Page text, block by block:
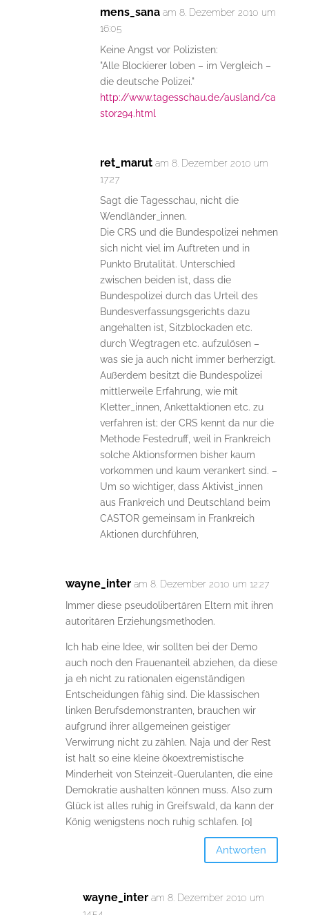
mens_sana am 8. Dezember 2010 um
16:05
Keine Angst vor Polizisten:
"Alle Blockierer loben – im Vergleich –
die deutsche Polizei."
http://www.tagesschau.de/ausland/ca
stor294.html
ret_marut am 8. Dezember 2010 um
17:27
Sagt die Tagesschau, nicht die
Wendländer_innen.
Die CRS und die Bundespolizei nehmen
sich nicht viel im Auftreten und in
Punkto Brutalität. Unterschied
zwischen beiden ist, dass die
Bundespolizei durch das Urteil des
Bundesverfassungsgerichts dazu
angehalten ist, Sitzblockaden etc.
durch Wegtragen etc. aufzulösen –
was sie ja auch nicht immer berherzigt.
Außerdem besitzt die Bundespolizei
mittlerweile Erfahrung, wie mit
Kletter_innen, Ankettaktionen etc. zu
verfahren ist; der CRS kennt da nur die
Methode Festedruff, weil in Frankreich
solche Aktionsformen bisher kaum
vorkommen und kaum verankert sind. –
Um so wichtiger, dass Aktivist_innen
aus Frankreich und Deutschland beim
CASTOR gemeinsam in Frankreich
Aktionen durchführen,
wayne_inter am 8. Dezember 2010 um 12:27
Immer diese pseudolibertären Eltern mit ihren
autoritären Erziehungsmethoden.
Ich hab eine Idee, wir sollten bei der Demo
auch noch den Frauenanteil abziehen, da diese
ja eh nicht zu rationalen eigenständigen
Entscheidungen fähig sind. Die klassischen
linken Berufsdemonstranten, brauchen wir
aufgrund ihrer allgemeinen geistiger
Verwirrung nicht zu zählen. Naja und der Rest
ist halt so eine kleine ökoextremistische
Minderheit von Steinzeit-Querulanten, die eine
Demokratie aushalten können muss. Also zum
Glück ist alles ruhig in Greifswald, da kann der
König wenigstens noch ruhig schlafen. [o]
Antworten
wayne_inter am 8. Dezember 2010 um